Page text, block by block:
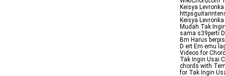
Keisya
Keisya
Mudah Tak
sama s39perti
Bm Harus
D ert Em emu
Videos for
Tak Ingin Usai
chords with
for Tak Ingin